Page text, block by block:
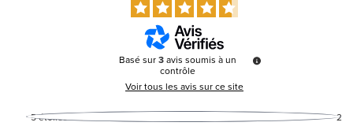
Basé sur3 avis soumis à un
contrôle
Voir tous les avis sur ce site
5étoiles
2